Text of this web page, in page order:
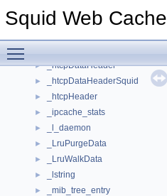
Squid Web Cache
_heap_node
► _htcpDataHeader
► _htcpDataHeaderSquid
► _htcpHeader
► _ipcache_stats
► _l_daemon
► _LruPurgeData
► _LruWalkData
► _lstring
► _mib_tree_entry